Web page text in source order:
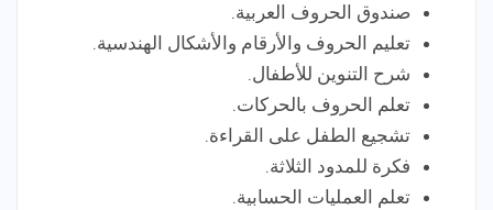
صندوق الحروف العربية.
تعليم الحروف والأرقام والأشكال الهندسية.
شرح التنوين للأطفال.
تعلم الحروف بالحركات.
تشجيع الطفل على القراءة.
فكرة للمدود الثلاثة.
تعلم العمليات الحسابية.